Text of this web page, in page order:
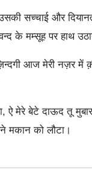
सच्चाई और
के मम्सूह पर हाथ
आज मेरी नज़र में
मेरे बेटे दाऊद तू
मकान को लौटा।